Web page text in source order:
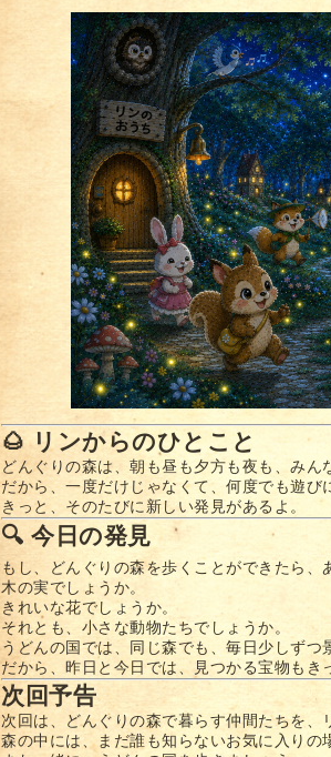
🌰 リンからのひとこと
どんぐりの森は、朝も昼も夕方も夜も、みん
だから、一度だけじゃなくて、何度でも遊び
きっと、そのたびに新しい発見があるよ。
🔍 今日の発見
もし、どんぐりの森を歩くことができたら、
木の実でしょうか。
きれいな花でしょうか。
それとも、小さな動物たちでしょうか。
うどんの国では、同じ森でも、毎日少しずつ
だから、昨日と今日では、見つかる宝物もき
次回予告
次回は、どんぐりの森で暮らす仲間たちを、
森の中には、まだ誰も知らないお気に入りの